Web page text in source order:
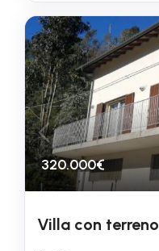
320.000€
Villa con terreno